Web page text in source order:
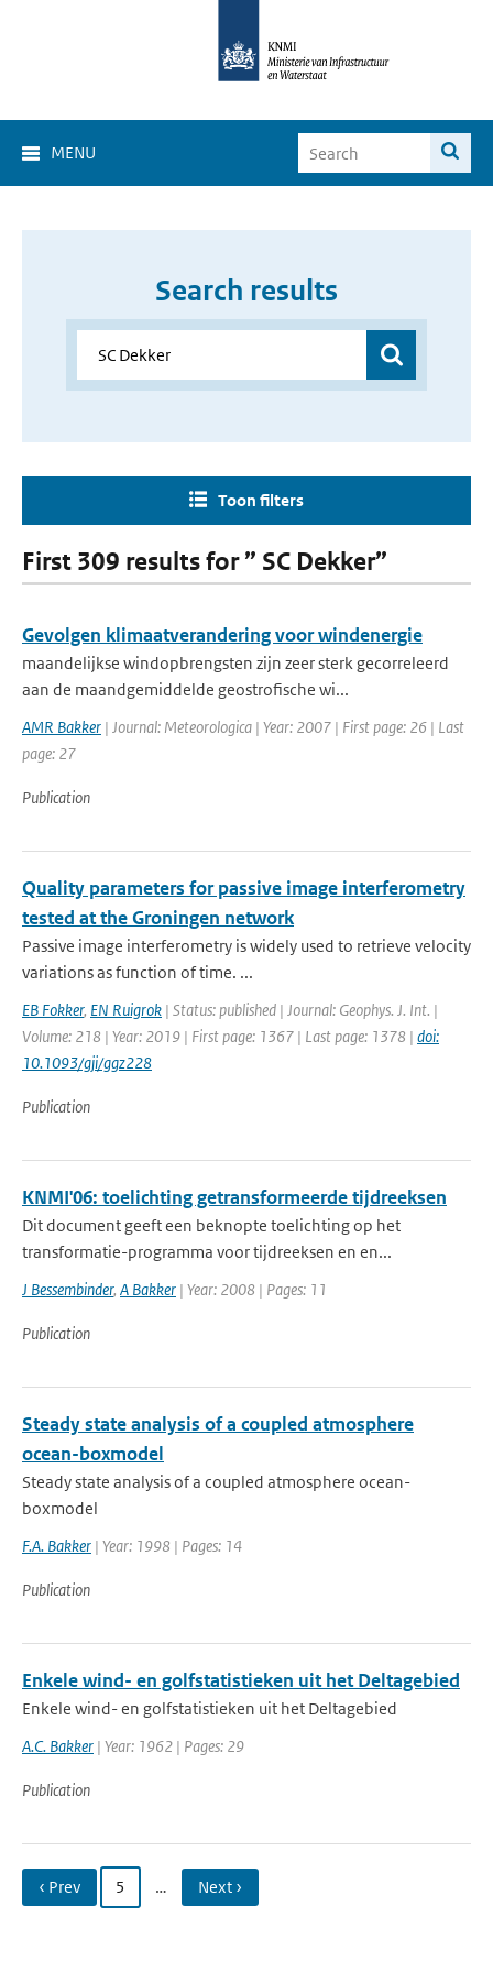
MENU
Search results
Toon filters
First 309 results for ” SC Dekker”
Gevolgen klimaatverandering voor windenergie
maandelijkse windopbrengsten zijn zeer sterk gecorreleerd
aan de maandgemiddelde geostrofische wi...
AMR Bakker | Journal: Meteorologica | Year: 2007 | First page: 26 | Last
page: 27
Publication
Quality parameters for passive image interferometry
tested at the Groningen network
Passive image interferometry is widely used to retrieve velocity
variations as function of time. ...
EB Fokker, EN Ruigrok | Status: published | Journal: Geophys. J. Int. |
Volume: 218 | Year: 2019 | First page: 1367 | Last page: 1378 | doi:
10.1093/gji/ggz228
Publication
KNMI'06: toelichting getransformeerde tijdreeksen
Dit document geeft een beknopte toelichting op het
transformatie-programma voor tijdreeksen en en...
J Bessembinder, A Bakker | Year: 2008 | Pages: 11
Publication
Steady state analysis of a coupled atmosphere
ocean-boxmodel
Steady state analysis of a coupled atmosphere ocean-
boxmodel
F.A. Bakker | Year: 1998 | Pages: 14
Publication
Enkele wind- en golfstatistieken uit het Deltagebied
Enkele wind- en golfstatistieken uit het Deltagebied
A.C. Bakker | Year: 1962 | Pages: 29
Publication
‹ Prev 5 … Next ›